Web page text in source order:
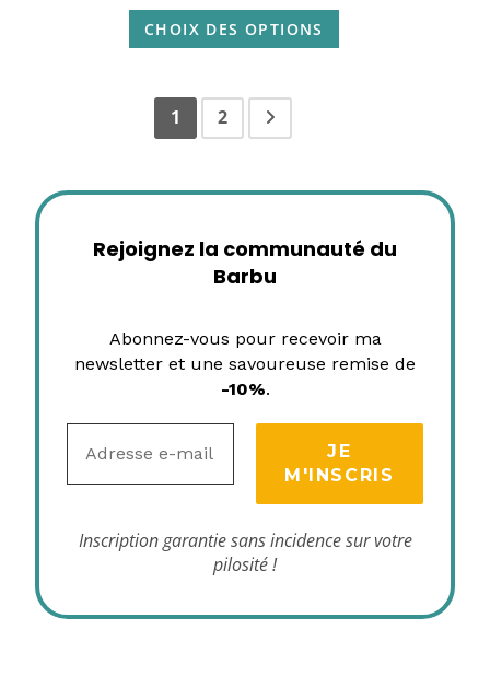
CHOIX DES OPTIONS
1 2
Rejoignez la communauté du
Barbu
Abonnez-vous pour recevoir ma
newsletter et une savoureuse remise de
-10%.
Inscription garantie sans incidence sur votre
pilosité !